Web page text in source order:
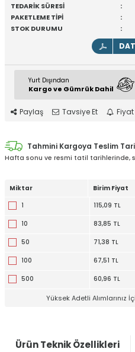
TEDARİK SÜRESİ :
PAKETLEME TİPİ :
STOK DURUMU :
Yurt Dışından
Kargo ve Gümrük Dahil
Paylaş Tavsiye Et Fiyat
Tahmini Kargoya Teslim
Hafta sonu ve resmi tatil tarihlerinde,
Miktar
Birim Fiyat
1
115,09 TL
10 83,85 TL
50 71,38 TL
100 67,51 TL
500 60,96 TL
Yüksek Adetli Alımlarınız
Ürün Teknik Özellikleri